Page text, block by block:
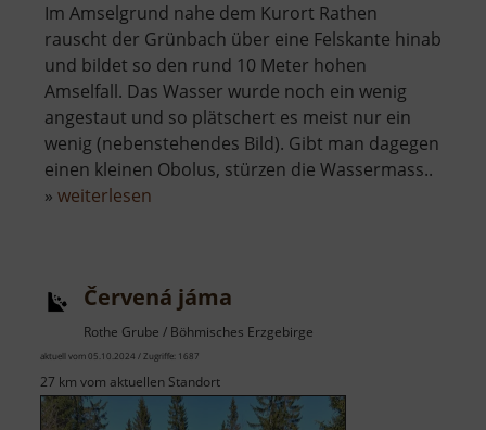
Im Amselgrund nahe dem Kurort Rathen
rauscht der Grünbach über eine Felskante hinab
und bildet so den rund 10 Meter hohen
Amselfall. Das Wasser wurde noch ein wenig
angestaut und so plätschert es meist nur ein
wenig (nebenstehendes Bild). Gibt man dagegen
einen kleinen Obolus, stürzen die Wassermass..
» weiterlesen
Červená jáma
Rothe Grube / Böhmisches Erzgebirge
aktuell vom 05.10.2024 / Zugriffe: 1687
27 km vom aktuellen Standort